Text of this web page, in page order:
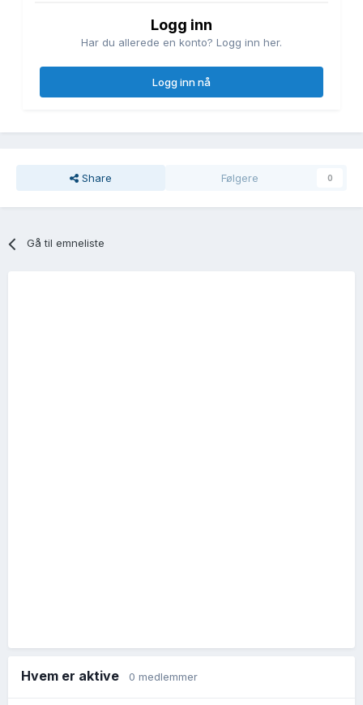
Logg inn
Har du allerede en konto? Logg inn her.
Logg inn nå
Share Følgere 0
Gå til emneliste
Hvem er aktive 0 medlemmer